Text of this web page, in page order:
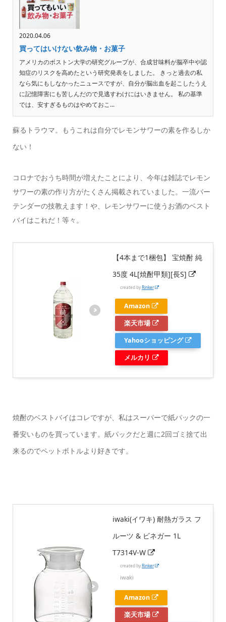
2020.04.06
買ってはいけない飲み物・お菓子
アメリカのボストン大学の研究グループが、合成甘味料が脳卒中や認
知症のリスクを高めたという研究発表をしました。 きっと過去の私
なら気にもしなかったニュースですが、自分が脳出血を起こしたうえ
に記憶障害にも苦しんだので見逃すわけにはいきません。 私の基準
では、安すぎるものはやめておこ...
蘇るトラウマ。もうこれは自分でレモンサワーの素を作るしか
ない！
コロナでおうち時間が増えたことにより、今年は雑誌でレモン
サワーの素の作り方がたくさん掲載されていました。一流バー
テンダーの技教えます！や、レモンサワーに使うお酒のベスト
バイはこれだ！等々。
【4本まで1梱包】 宝焼酎 純
35度 4L[焼酎甲類][長S]
created byRinker
Amazon
楽天市場
Yahooショッピング
メルカリ
焼酎のベストバイはコレですが、私はスーパーで紙パックの一
番安いものを買っています。紙パックだと週に2回ゴミ捨て出
来るのでペットボトルより好きです。
iwaki(イワキ) 耐熱ガラス フ
ルーツ & ビネガー 1L
T7314V-W
created byRinker
iwaki
Amazon
楽天市場